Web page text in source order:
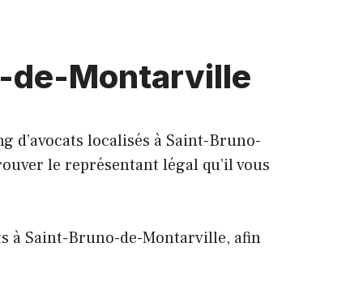
de-Montarville
d’avocats localisés à Saint-Bruno-
le représentant légal qu’il vous
à Saint-Bruno-de-Montarville, afin